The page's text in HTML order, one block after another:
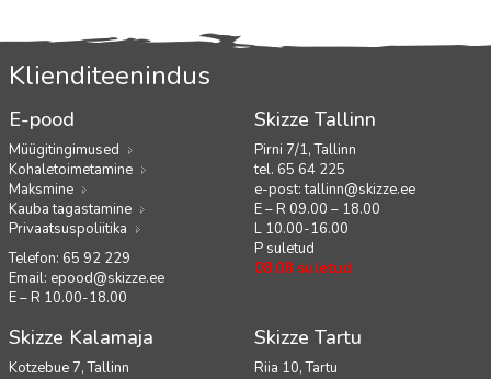
Klienditeenindus
E-pood
Müügitingimused
Kohaletoimetamine
Maksmine
Kauba tagastamine
Privaatsuspoliitika
Telefon: 65 92 229
Email: epood@skizze.ee
E – R 10.00-18.00
Skizze Tallinn
Pirni 7/1, Tallinn
tel. 65 64 225
e-post:tallinn@skizze.ee
E – R 09.00 – 18.00
L 10.00-16.00
P suletud
08.08 suletud
Skizze Kalamaja
Kotzebue 7, Tallinn
Skizze Tartu
Riia 10, Tartu